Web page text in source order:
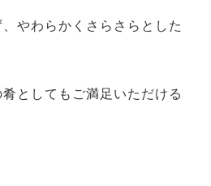
やわらかくさらさらとした
としてもご満足いただける